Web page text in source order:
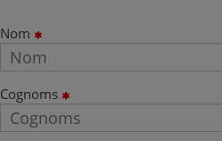
Nom
Cognoms